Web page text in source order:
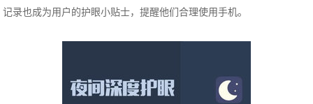
记录也成为用户的护眼小贴士，提醒他们合理使用手机。